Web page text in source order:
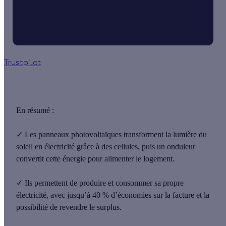
En résumé :
✓ Les panneaux photovoltaïques transforment la lumière du
soleil en électricité grâce à des cellules, puis un onduleur
convertit cette énergie pour alimenter le logement.
✓ Ils permettent de produire et consommer sa propre
électricité, avec jusqu’à 40 % d’économies sur la facture et la
possibilité de revendre le surplus.
Trustpilot